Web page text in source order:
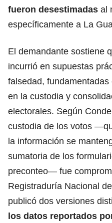
fueron desestimadas al
específicamente a La
El demandante sostiene
incurrió en supuestas
falsedad,
en la custodia y
electorales. Según
custodia de los votos
la información se
sumatoria de los
preconteo— fue
Registraduría Nacional
publicó dos versiones
los datos reportados